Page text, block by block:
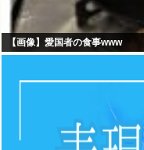
【画像】愛国者の食事www